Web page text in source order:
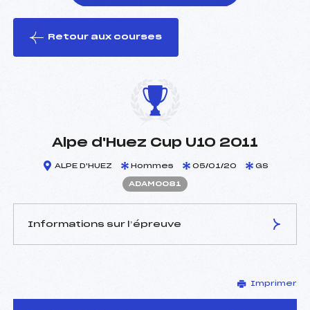
le ski
Retour aux courses
Alpe d'Huez Cup U10 2011
ALPE D'HUEZ Hommes 05/01/20 GS
ADAM0081
Informations sur l’épreuve
BERTHET FRANCOISE
(DA)
Imprimer